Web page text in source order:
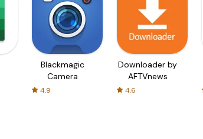
Blackmagic
Camera
4.9
Downloader by
AFTVnews
4.6